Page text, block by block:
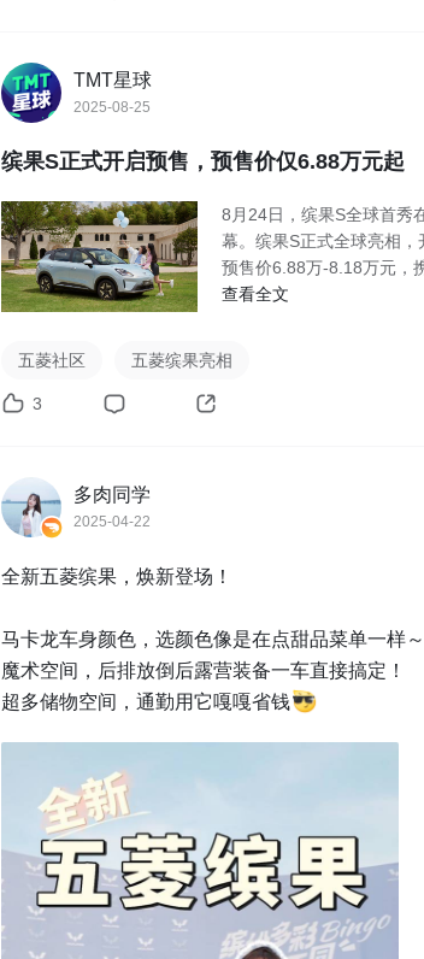
TMT星球
2025-08-25
缤果S正式开启预售，预售价仅6.88万元起
8月24日，缤果S全球首秀
幕。缤果S正式全球亮相，
预售价6.88万-8.18万元，
查看全文
五菱社区 五菱缤果亮相
3
多肉同学
2025-04-22
全新五菱缤果，焕新登场！
马卡龙车身颜色，选颜色像是在点甜品菜单一样～
魔术空间，后排放倒后露营装备一车直接搞定！
超多储物空间，通勤用它嘎嘎省钱